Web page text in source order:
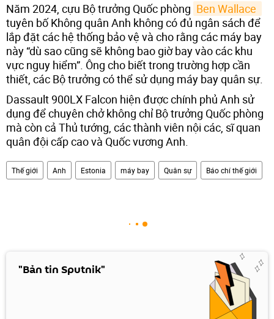
Năm 2024, cựu Bộ trưởng Quốc phòng
tuyên bố Không quân Anh không có đủ ngân sách để
lắp đặt các hệ thống bảo vệ và cho rằng các máy bay
này “dù sao cũng sẽ không bao giờ bay vào các khu
vực nguy hiểm”. Ông cho biết trong trường hợp cần
thiết, các Bộ trưởng có thể sử dụng máy bay quân sự.
Dassault 900LX Falcon hiện được chính phủ Anh sử
dụng để chuyên chở không chỉ Bộ trưởng Quốc phòng
mà còn cả Thủ tướng, các thành viên nội các, sĩ quan
quân đội cấp cao và Quốc vương Anh.
Thế giới Anh Estonia máy bay Quân sự Báo chí thế giới
"Bản tin Sputnik"